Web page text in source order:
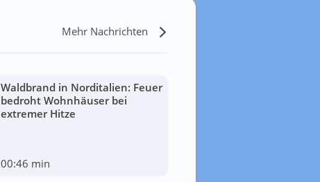
Mehr Nachrichten
Waldbrand in Norditalien: Feuer
bedroht Wohnhäuser bei
extremer Hitze
00:46 min